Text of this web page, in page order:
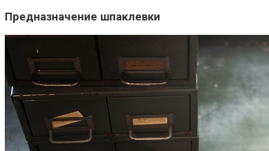
Предназначение шпаклевки